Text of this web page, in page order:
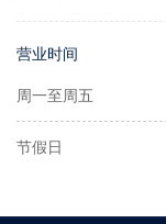
营业时间
周一至周五
节假日